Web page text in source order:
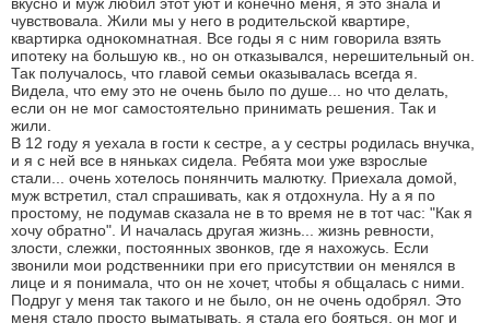
чувствовала. Жили мы у него в родительской квартире,
квартирка однокомнатная. Все годы я с ним говорила взять
ипотеку на большую кв., но он отказывался, нерешительный он.
Так получалось, что главой семьи оказывалась всегда я.
Видела, что ему это не очень было по душе... но что делать,
если он не мог самостоятельно принимать решения. Так и
жили.
В 12 году я уехала в гости к сестре, а у сестры родилась внучка,
и я с ней все в няньках сидела. Ребята мои уже взрослые
стали... очень хотелось понянчить малютку. Приехала домой,
муж встретил, стал спрашивать, как я отдохнула. Ну а я по
простому, не подумав сказала не в то время не в тот час: "Как я
хочу обратно". И началась другая жизнь... жизнь ревности,
злости, слежки, постоянных звонков, где я нахожусь. Если
звонили мои родственники при его присутствии он менялся в
лице и я понимала, что он не хочет, чтобы я общалась с ними.
Подруг у меня так такого и не было, он не очень одобрял. Это
меня стало просто выматывать, я стала его бояться, он мог и